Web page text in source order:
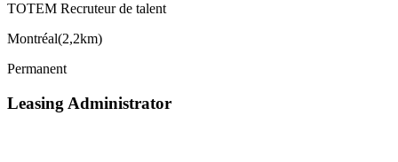
TOTEM Recruteur de talent
Montréal(2,2km)
Permanent
Leasing Administrator